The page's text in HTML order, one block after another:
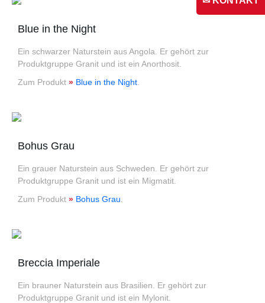
Blue in the Night
Ein schwarzer Naturstein aus Angola. Er gehört zur
Produktgruppe Granit und ist ein Anorthosit.
Zum Produkt » Blue in the Night
Bohus Grau
Ein grauer Naturstein aus Schweden. Er gehört zur
Produktgruppe Granit und ist ein Migmatit.
Zum Produkt » Bohus Grau
Breccia Imperiale
Ein brauner Naturstein aus Brasilien. Er gehört zur
Produktgruppe Granit und ist ein Mylonit.